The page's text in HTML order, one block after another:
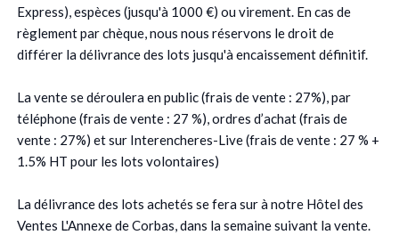
Express), espèces (jusqu'à 1000 €) ou virement. En cas de
règlement par chèque, nous nous réservons le droit de
différer la délivrance des lots jusqu'à encaissement définitif.
La vente se déroulera en public (frais de vente : 27%), par
téléphone (frais de vente : 27 %), ordres d’achat (frais de
vente : 27%) et sur Interencheres-Live (frais de vente : 27 % +
1.5% HT pour les lots volontaires)
La délivrance des lots achetés se fera sur à notre Hôtel des
Ventes L'Annexe de Corbas, dans la semaine suivant la vente.